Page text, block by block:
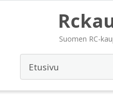
Suomen RC-